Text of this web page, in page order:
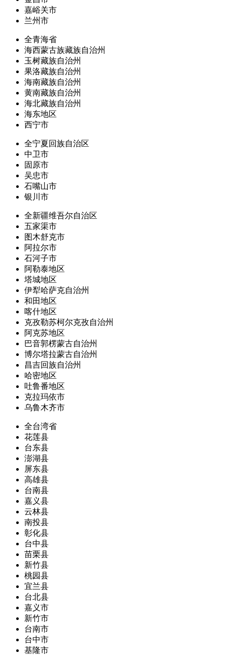
嘉峪关市
兰州市
全青海省
海西蒙古族藏族自治州
玉树藏族自治州
果洛藏族自治州
海南藏族自治州
黄南藏族自治州
海北藏族自治州
海东地区
西宁市
全宁夏回族自治区
中卫市
固原市
吴忠市
石嘴山市
银川市
全新疆维吾尔自治区
五家渠市
图木舒克市
阿拉尔市
石河子市
阿勒泰地区
塔城地区
伊犁哈萨克自治州
和田地区
喀什地区
克孜勒苏柯尔克孜自治州
阿克苏地区
巴音郭楞蒙古自治州
博尔塔拉蒙古自治州
昌吉回族自治州
哈密地区
吐鲁番地区
克拉玛依市
乌鲁木齐市
全台湾省
花莲县
台东县
澎湖县
屏东县
高雄县
台南县
嘉义县
云林县
南投县
彰化县
台中县
苗栗县
新竹县
桃园县
宜兰县
台北县
嘉义市
新竹市
台南市
台中市
基隆市